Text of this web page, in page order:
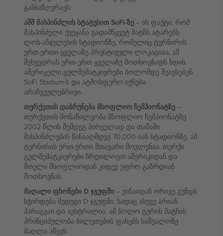
განსაზღვრავს:
აშშ მასპინძლის სტატუსით SoFi-ზე – ის ფაქტი, რომ
მასპინძელი ქვეყანა გადამწყვეტ მატჩს ატარებს
ლოს-ანჯელესის სტადიონზე, რომელიც ტურნირის
ერთ-ერთი ყველაზე პრესტიჟული ლოკაციაა, ამ
შეხვედრას ერთ-ერთ ყველაზე მოთხოვნადს ხდის.
ამერიკელი გულშემატკივრები ბოლომდე შეავსებენ
SoFi Stadium-ს და ატმოსფერო იქნება
არაჩვეულებრივი.
თურქეთის დაბრუნება მსოფლიო ჩემპიონატზე –
თურქეთის მონაწილეობა მსოფლიო ჩემპიონატზე
2002 წლის შემდეგ პირველად და თამაში
მასპინძლების წინააღმდეგ 70,000-იან სტადიონზე, ამ
ტურნირის ერთ-ერთი მთავარი მოვლენაა. თურქი
გულშემატკივრები ჩრდილოეთ ამერიკიდან და
მთელი მსოფლიოდან კიდევ უფრო გაზრდიან
მოთხოვნას.
მაღალი ფსონები D ჯგუფში – ვინაიდან ორივე გუნდს
სჭირდება შედეგი D ჯგუფში, სადაც ასევე არიან
პარაგვაი და ავსტრალია, ამ ბოლო ტურის მატჩის
პრინციპულობა ბილეთების ფასებს საშუალოზე
მაღლა აწევს.